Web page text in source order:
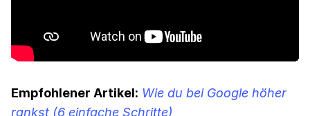
Empfohlener Artikel: Wie du bei Google höher
rankst (6 einfache Schritte)